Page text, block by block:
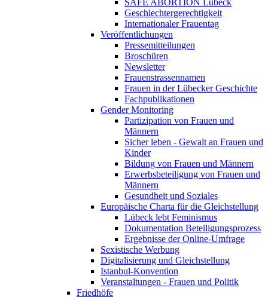
SAFE ABORTION Lübeck
Geschlechtergerechtigkeit
Internationaler Frauentag
Veröffentlichungen
Pressemitteilungen
Broschüren
Newsletter
Frauenstrassennamen
Frauen in der Lübecker Geschichte
Fachpublikationen
Gender Monitoring
Partizipation von Frauen und
Männern
Sicher leben - Gewalt an Frauen und
Kinder
Bildung von Frauen und Männern
Erwerbsbeteiligung von Frauen und
Männern
Gesundheit und Soziales
Europäische Charta für die Gleichstellung
Lübeck lebt Feminismus
Dokumentation Beteiligungsprozess
Ergebnisse der Online-Umfrage
Sexistische Werbung
Digitalisierung und Gleichstellung
Istanbul-Konvention
Veranstaltungen - Frauen und Politik
Friedhöfe